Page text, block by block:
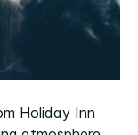
Holiday Inn